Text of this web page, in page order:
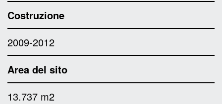
Costruzione
2009-2012
Area del sito
13.737 m2